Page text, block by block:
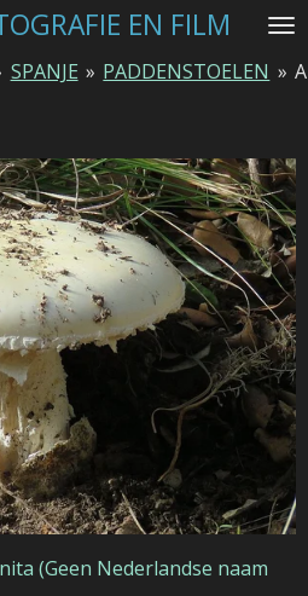
EN FILM
SPANJE » PADDENSTOELEN »
(Geen Nederlandse naam